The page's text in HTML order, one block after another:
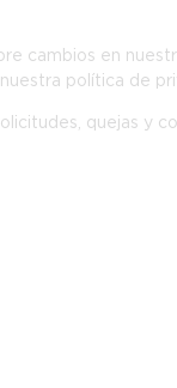
cambios en
política de
quejas y